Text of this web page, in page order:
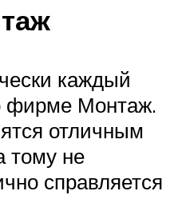
каждый
фирме Монтаж.
отличным
тому не
справляется